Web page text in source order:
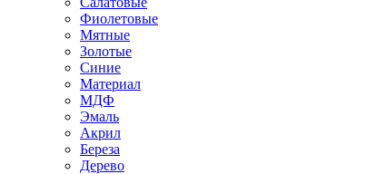
Фиолетовые
Мятные
Золотые
Синие
Материал
МДФ
Эмаль
Акрил
Береза
Дерево